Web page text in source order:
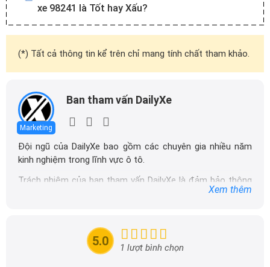
xe 98241 là Tốt hay Xấu?
(*) Tất cả thông tin kể trên chỉ mang tính chất tham khảo.
Marketing
Ban tham vấn DailyXe
Đội ngũ của DailyXe bao gồm các chuyên gia nhiều năm
kinh nghiệm trong lĩnh vực ô tô.
Trách nhiệm của ban tham vấn DailyXe là đảm bảo thông
tin chính xác được đăng tải trên dailyxe.com.vn, thường
tin nhanh chóng và dễ dàng hơn.
Xem thêm
5.0 1 lượt bình chọn